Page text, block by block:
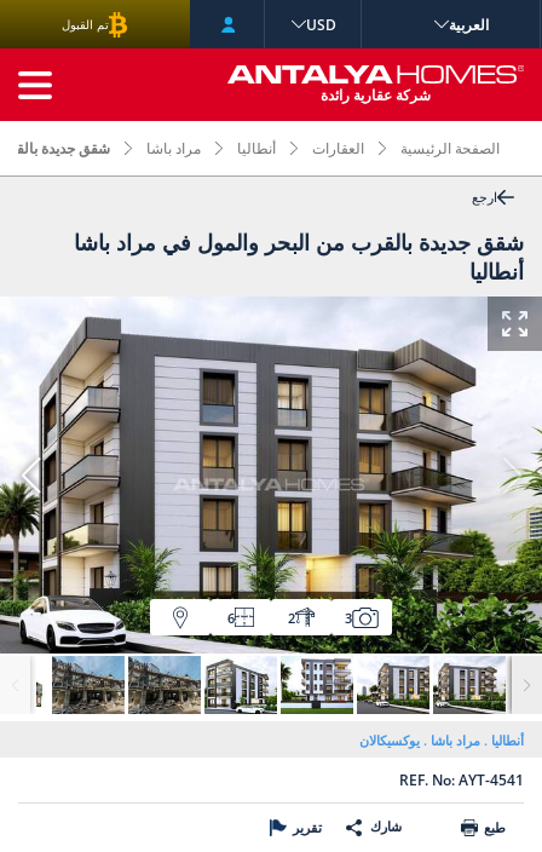
الصفحة الرئيسية العقارات أنطاليا مراد باشا شقق جديدة
ارجع
شقق جديدة بالقرب من البحر والمول في مراد باشا
أنطاليا
3
2
6
أنطاليا مراد باشا يوكسيكالان
REF. No: AYT-4541
طبع شارك تقرير
العربية USD تم القبول
شركة عقارية رائدةالبحث المتقدم